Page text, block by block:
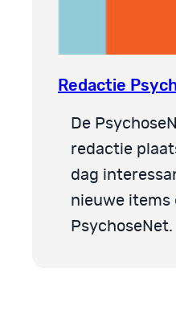
Redactie
De
redactie
dag
nieuwe items
PsychoseNet.